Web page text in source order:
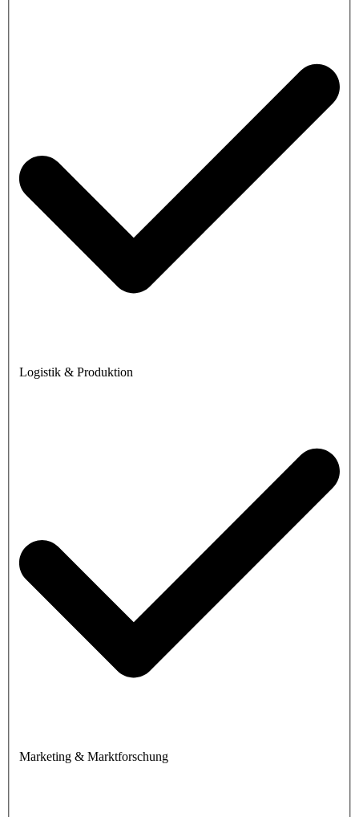
Logistik & Produktion
Marketing & Marktforschung